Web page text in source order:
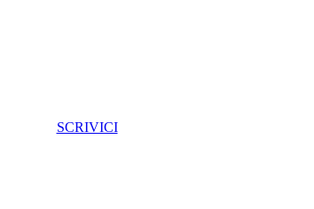
SCRIVICI